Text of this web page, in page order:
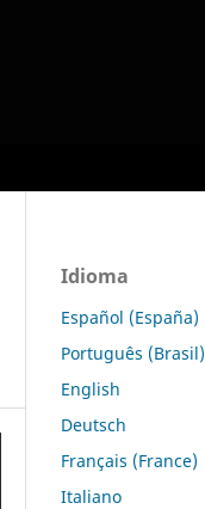
Idioma
Español (España)
Português (Brasil)
English
Deutsch
Français (France)
Italiano